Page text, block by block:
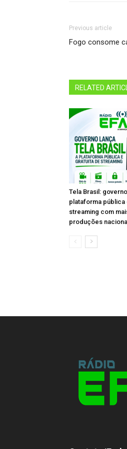
Previous article
Fogo consome
RELATED
Tela Brasil:
plataforma pública
streaming com
produções